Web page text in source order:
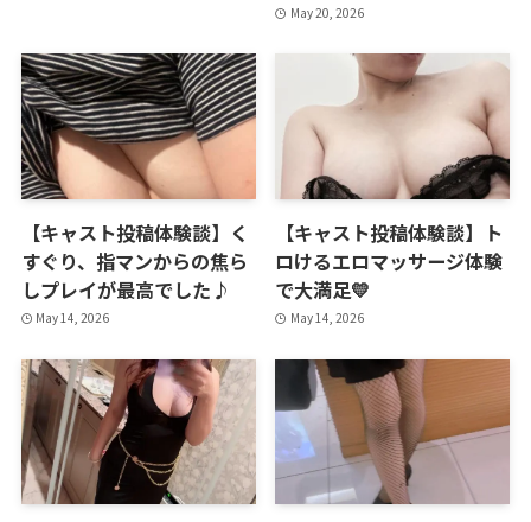
May 20, 2026
【キャスト投稿体験談】く
すぐり、指マンからの焦ら
しプレイが最高でした♪
May 14, 2026
【キャスト投稿体験談】ト
ロけるエロマッサージ体験
で大満足💛
May 14, 2026